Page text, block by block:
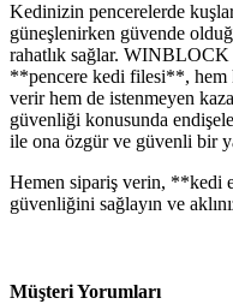
Kedinizin pencerelerde
güneşlenirken güvende
rahatlık sağlar.
**pencere kedi filesi**, hem
verir hem de istenmeyen
güvenliği konusunda
ile ona özgür ve güvenli bir
Hemen sipariş verin, **kedi
güvenliğini sağlayın ve
Müşteri Yorumları